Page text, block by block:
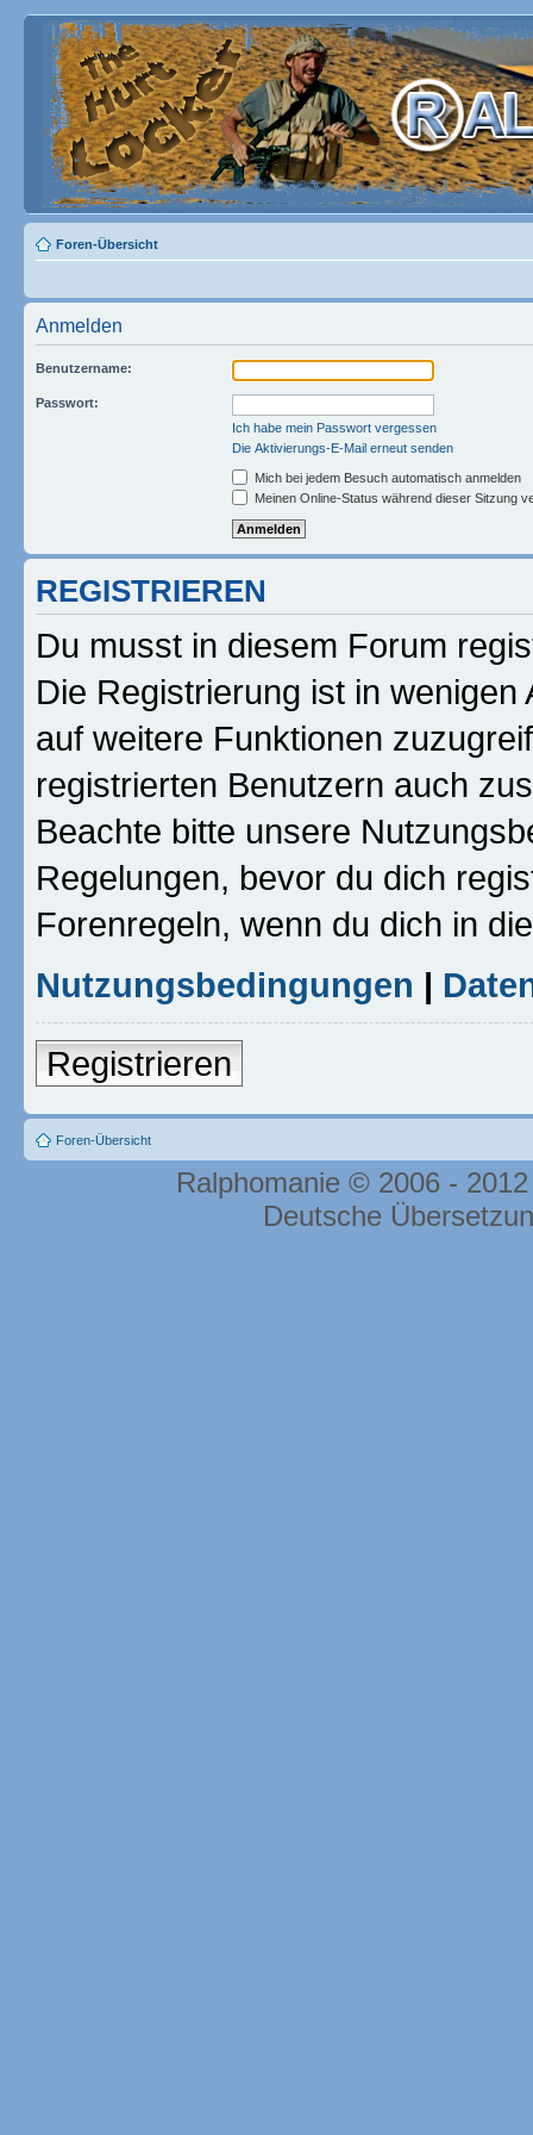
Foren-Übersicht
Anmelden
Benutzername:
Passwort:
Ich habe mein Passwort vergessen
Die Aktivierungs-E-Mail erneut senden
Mich bei jedem Besuch automatisch anmelden
Meinen Online-Status während dieser Sitzung
REGISTRIEREN
Du musst in diesem Forum
Die Registrierung ist in
auf weitere Funktionen
registrierten Benutzern auch
Beachte bitte unsere
Regelungen, bevor du dich
Forenregeln, wenn du dich in
Nutzungsbedingungen |
Registrieren
Foren-Übersicht
Ralphomanie © 2006 -
Deutsche